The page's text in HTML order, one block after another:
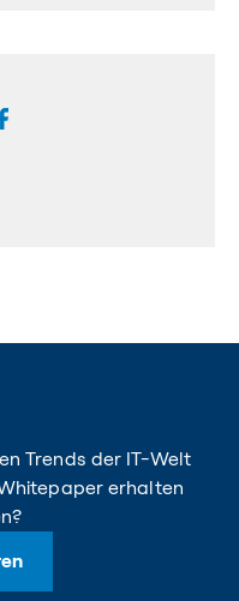
Trends der IT-Welt
erhalten